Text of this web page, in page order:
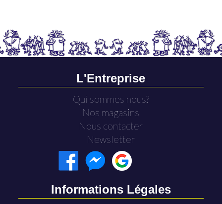
L'Entreprise
Qui sommes nous?
Nos magasins
Nous contacter
Newsletter
Informations Légales